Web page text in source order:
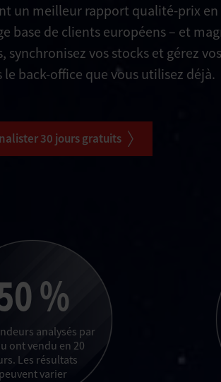
un meilleur rapport qualité-prix en
base de clients européens – et
vos stocks et gérez
back-office que vous utilisez déjà.
30 jours gratuits
%
analysés par
ont vendu en 20
Les résultats
peuvent varier